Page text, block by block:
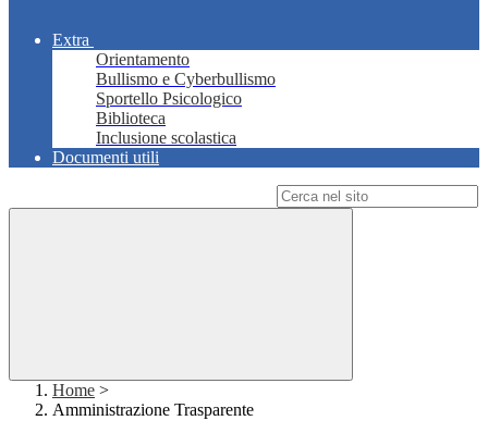
Extra
Orientamento
Bullismo e Cyberbullismo
Sportello Psicologico
Biblioteca
Inclusione scolastica
Documenti utili
Home >
Amministrazione Trasparente